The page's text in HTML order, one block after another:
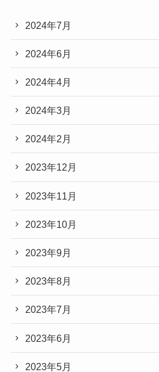
2024年7月
2024年6月
2024年4月
2024年3月
2024年2月
2023年12月
2023年11月
2023年10月
2023年9月
2023年8月
2023年7月
2023年6月
2023年5月